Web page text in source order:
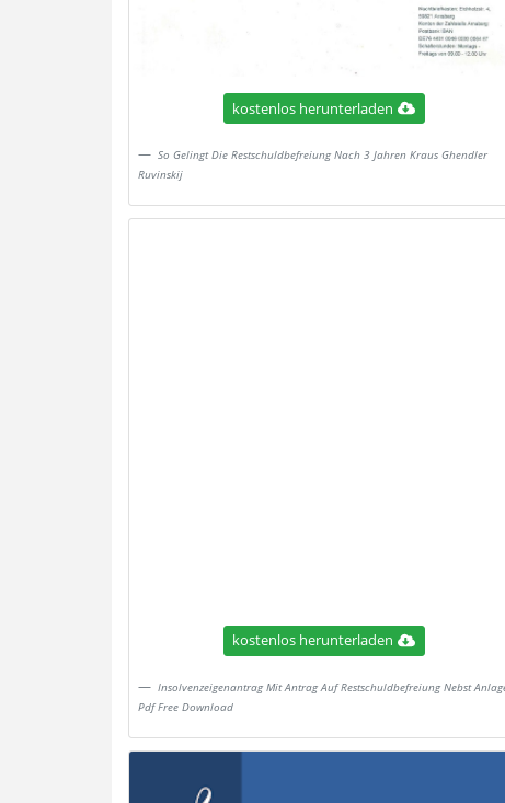
kostenlos herunterladen
So Gelingt Die Restschuldbefreiung Nach 3 Jahren Kraus Ghendler
Ruvinskij
kostenlos herunterladen
Insolvenzeigenantrag Mit Antrag Auf Restschuldbefreiung Nebst
Pdf Free Download